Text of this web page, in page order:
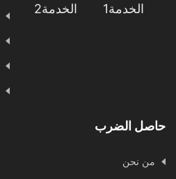
الخدمة1 الخدمة2
حاصل الضرب
من نحن